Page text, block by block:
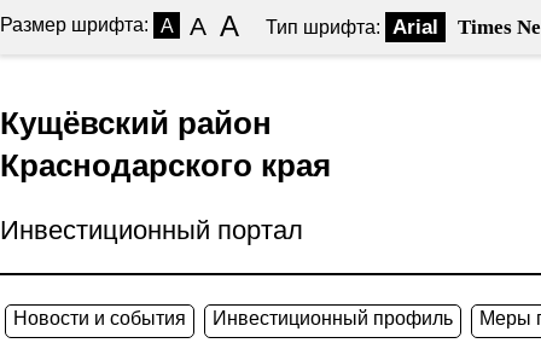
Размер шрифта: A A A Тип шрифта: Arial Times
Кущёвский район
Краснодарского края
Инвестиционный портал
Новости и события Инвестиционный профиль Меры